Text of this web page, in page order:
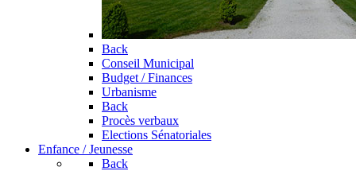
Back
Conseil Municipal
Budget / Finances
Urbanisme
Back
Procès verbaux
Elections Sénatoriales
Enfance / Jeunesse
Back